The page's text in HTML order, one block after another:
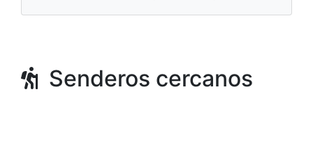
Senderos cercanos